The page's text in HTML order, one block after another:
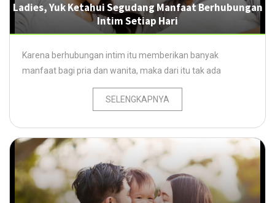
Ladies, Yuk Ketahui Segudang Manfaat Berhubungan
Intim Setiap Hari
Karena berhubungan intim itu memberikan banyak
manfaat bagi pria dan wanita, maka dari itu tak ada
SELENGKAPNYA